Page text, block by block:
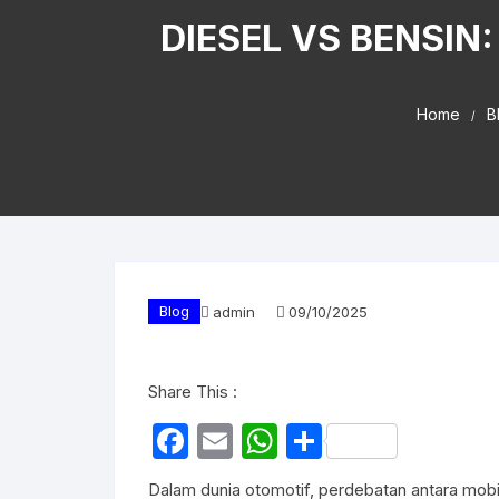
DIESEL VS
Home
Blog admin 09/10/2025
Share This :
F
a
E
m
W
h
S
h
Dalam dunia otomotif, perdebatan antara